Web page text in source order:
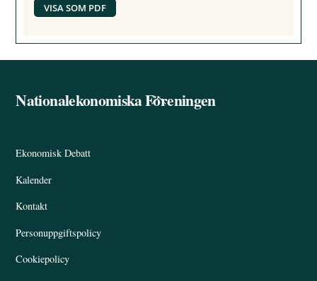
VISA SOM PDF
Back
Nationalekonomiska Föreningen
Ekonomisk Debatt
Kalender
Kontakt
Personuppgiftspolicy
Cookiepolicy